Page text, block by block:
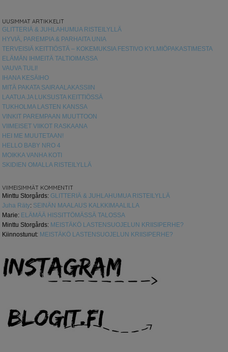
UUSIMMAT ARTIKKELIT
GLITTERIÄ & JUHLAHUMUA RISTEILYLLÄ
HYVIÄ, PAREMPIA & PARHAITA UNIA
TERVEISIÄ KEITTIÖSTÄ – KOKEMUKSIA FESTIVO KYLMIÖPAKASTIMESTA
ELÄMÄN IHMEITÄ TALTIOIMASSA
VAUVA TULI!
IHANA KESÄIHO
MITÄ PAKATA SAIRAALAKASSIIN
LAATUA JA LUKSUSTA KEITTIÖSSÄ
TUKHOLMA LASTEN KANSSA
VINKIT PAREMPAAN MUUTTOON
VIIMEISET VIIKOT RASKAANA
HEI ME MUUTETAAN!
HELLO BABY NRO 4
MOIKKA VANHA KOTI
SKIDIEN OMALLA RISTEILYLLÄ
VIIMEISIMMÄT KOMMENTIT
Minttu Storgårds: GLITTERIÄ & JUHLAHUMUA RISTEILYLLÄ
Juha Räty: SEINÄN MAALAUS KALKKIMAALILLA
Marie: ELÄMÄÄ HISSITTÖMÄSSÄ TALOSSA
Minttu Storgårds: MEISTÄKÖ LASTENSUOJELUN KRIISIPERHE?
Kiinnostunut: MEISTÄKÖ LASTENSUOJELUN KRIISIPERHE?